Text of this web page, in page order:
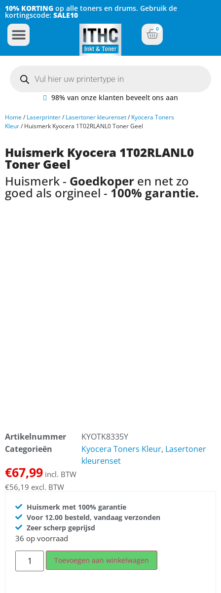
10% KORTING op alle toners en drums. Gebruik de
kortingscode: SALE10
0
98% van onze klanten beveelt ons aan
Home/ Laserprinter/ Lasertoner kleurenset/ Kyocera Toners
Kleur/ Huismerk Kyocera 1T02RLANL0 Toner Geel
Huismerk Kyocera 1T02RLANL0
Toner Geel
Huismerk - Goedkoper en net zo
goed als orgineel - 100% garantie.
Artikelnummer
KYOTK8335Y
Categorieën
Kyocera Toners Kleur, Lasertoner
kleurenset
€67,99 incl. BTW
€56,19 excl. BTW
Huismerk met 100% garantie
Voor 12.00 besteld, vandaag verzonden
Zeer scherp geprijsd
36 op voorraad
Toevoegen aan winkelwagen